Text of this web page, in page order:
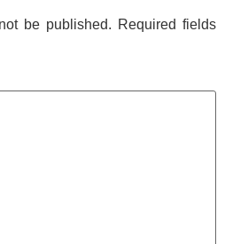
be published. Required fields